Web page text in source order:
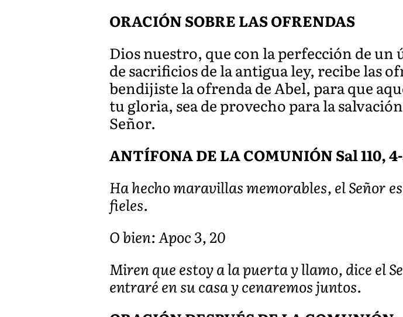
ORACIÓN SOBRE LAS OFRENDAS
Dios nuestro, que con la perfección de
de sacrificios de la antigua ley, recibe las
bendijiste la ofrenda de Abel, para que
tu gloria, sea de provecho para la
Señor.
ANTÍFONA DE LA COMUNIÓN Sal 110,
Ha hecho maravillas memorables, el Señor
fieles.
O bien: Apoc 3, 20
Miren que estoy a la puerta y llamo, dice el
entraré en su casa y cenaremos juntos.